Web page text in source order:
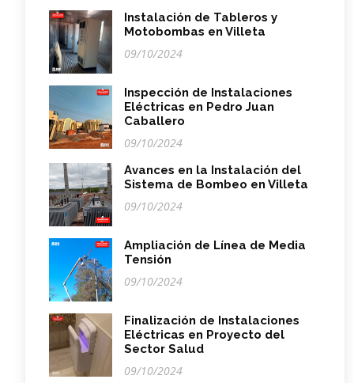
Instalación de Tableros y
Motobombas en Villeta
09/10/2024
Inspección de Instalaciones
Eléctricas en Pedro Juan
Caballero
09/10/2024
Avances en la Instalación del
Sistema de Bombeo en Villeta
09/10/2024
Ampliación de Línea de Media
Tensión
09/10/2024
Finalización de Instalaciones
Eléctricas en Proyecto del
Sector Salud
09/10/2024